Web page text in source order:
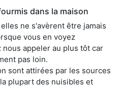
dans la maison
ne s'avèrent être jamais
vous en voyez
appeler au plus tôt car
pas loin.
sont attirées par les sources
plupart des nuisibles et